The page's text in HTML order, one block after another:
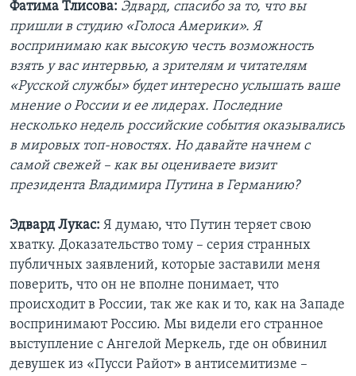
Фатима Тлисова: Эдвард, спасибо за то, что вы
пришли в студию «Голоса Америки». Я
воспринимаю как высокую честь возможность
взять у вас интервью, а зрителям и читателям
«Русской службы» будет интересно услышать ваше
мнение о России и ее лидерах. Последние
несколько недель российские события оказывались
в мировых топ-новостях. Но давайте начнем с
самой свежей – как вы оцениваете визит
президента Владимира Путина в Германию?
Эдвард Лукас: Я думаю, что Путин теряет свою
хватку. Доказательство тому – серия странных
публичных заявлений, которые заставили меня
поверить, что он не вполне понимает, что
происходит в России, так же как и то, как на Западе
воспринимают Россию. Мы видели его странное
выступление с Ангелой Меркель, где он обвинил
девушек из «Пусси Райот» в антисемитизме –